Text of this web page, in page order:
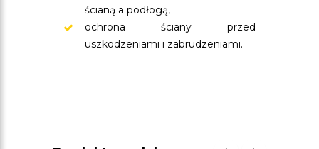
ścianą a podłogą,
ochrona ściany przed
uszkodzeniami i zabrudzeniami.